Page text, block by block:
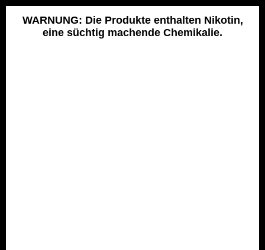
Skip
WARNUNG: Die Produkte enthalten Nikotin,
eine süchtig machende Chemikalie.